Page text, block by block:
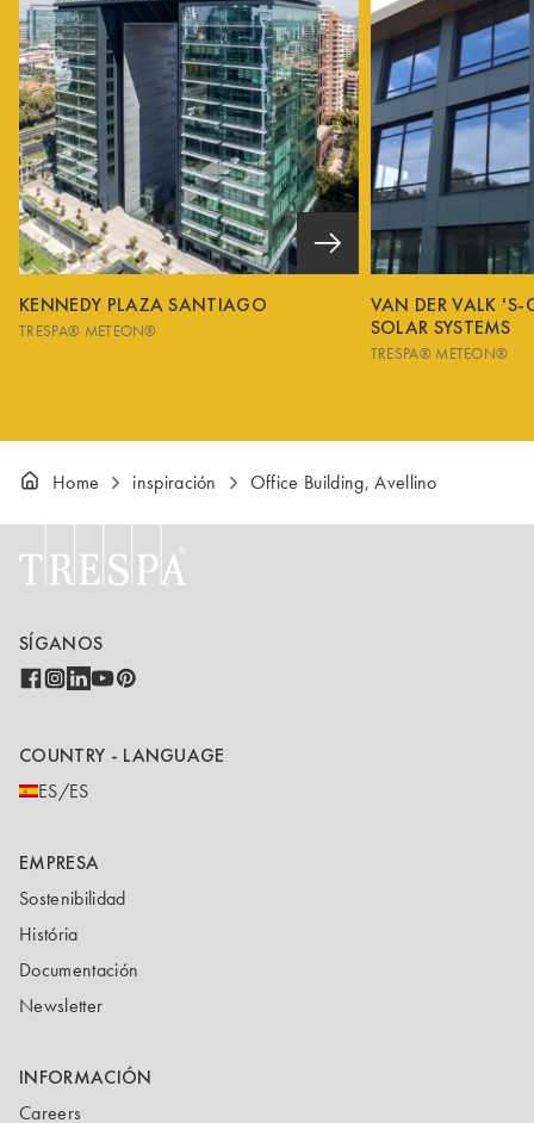
KENNEDY PLAZA SANTIAGO
TRESPA® METEON®
VAN DER VALK 'S-
SOLAR SYSTEMS
TRESPA® METEON®
Home inspiración Office Building, Avellino
SÍGANOS
COUNTRY - LANGUAGE
ES/ES
EMPRESA
Sostenibilidad
História
Documentación
Newsletter
INFORMACIÓN
Careers